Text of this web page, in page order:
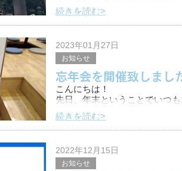
橿原市の株式会社SD・リアラ
ウサギかと思いき
続きを読む>
2023年01月27日
お知らせ
忘年会を開催致しまし
こんにちは！
先日、年末ということでいつ
て忘年会を開催致しました！
古くからの友人が経営する飲
もち
続きを読む>
2022年12月15日
お知らせ